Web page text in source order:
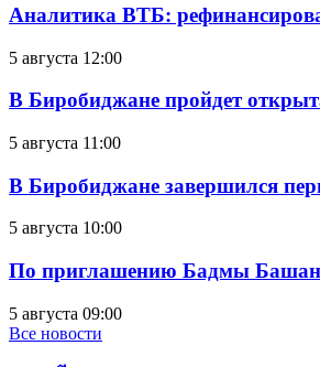
Аналитика ВТБ:
5 августа 12:00
В Биробиджане пройдет
5 августа 11:00
В Биробиджане завершился
5 августа 10:00
По приглашению Бадмы
5 августа 09:00
Все новости